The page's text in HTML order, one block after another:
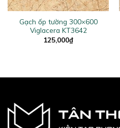
Gạch ốp tường 300×600
Viglacera KT3642
125,000₫